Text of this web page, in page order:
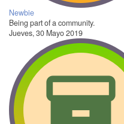
Newbie
Being part of a community.
Jueves, 30 Mayo 2019